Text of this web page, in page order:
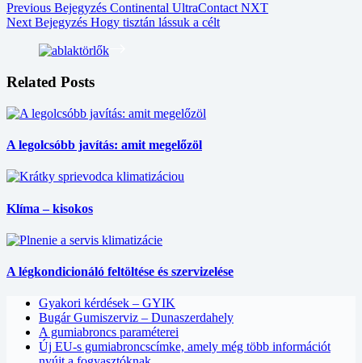
Previous Bejegyzés Continental UltraContact NXT
Next Bejegyzés Hogy tisztán lássuk a célt
Related Posts
A legolcsóbb javítás: amit megelőzöl
Klíma – kisokos
A légkondicionáló feltöltése és szervizelése
Gyakori kérdések – GYIK
Bugár Gumiszerviz – Dunaszerdahely
A gumiabroncs paraméterei
Új EU-s gumiabroncscímke, amely még több információt